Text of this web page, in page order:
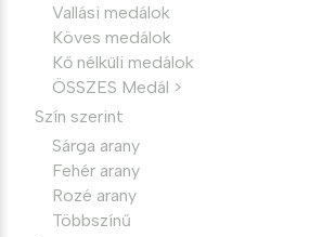
Vallási medálok
Köves medálok
Kő nélküli medálok
ÖSSZES Medál >
Szín szerint
Sárga arany
Fehér arany
Rozé arany
Többszínű